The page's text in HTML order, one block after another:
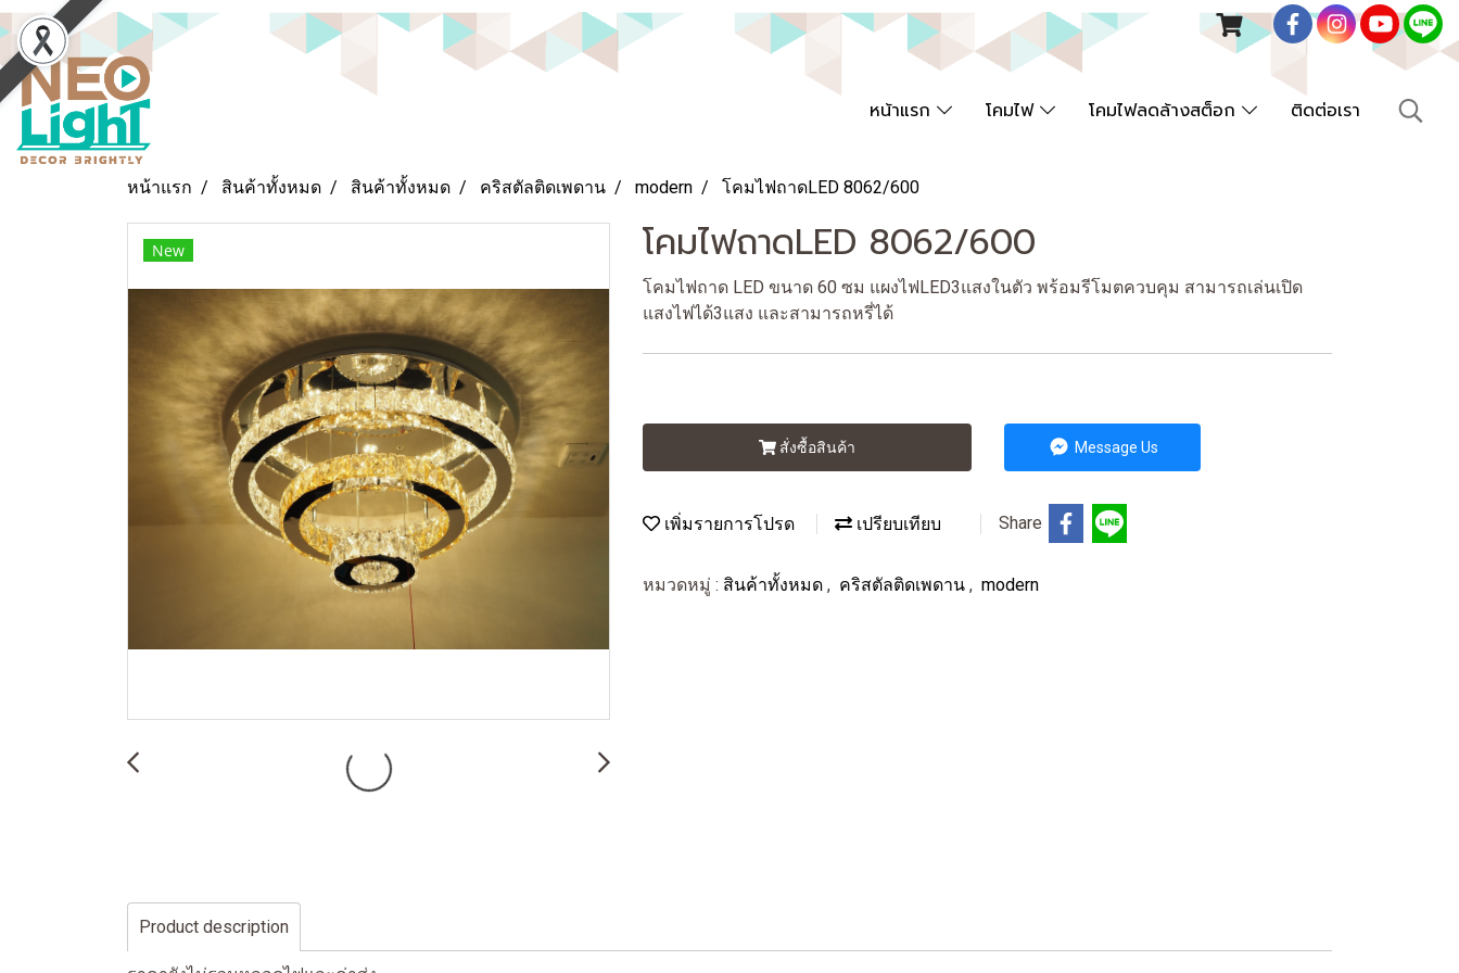
หน้าแรก โคมไฟ โคมไฟลดล้างสต็อก ติดต่อเรา
หน้าแรก สินค้าทั้งหมด สินค้าทั้งหมด คริสตัลติดเพดาน modern โคมไฟถาดLED 8062/600
New โคมไฟถาดLED 8062/600
โคมไฟถาด LED ขนาด 60 ซม แผงไฟLED3แสงในตัว พร้อมรีโมตควบคุม สามารถเล่นเปิด
แสงไฟได้3แสง และสามารถหรี่ได้
สั่งซื้อสินค้า Message Us
เพิ่มรายการโปรด เปรียบเทียบ Share
หมวดหมู่ : สินค้าทั้งหมด , คริสตัลติดเพดาน , modern
Product description